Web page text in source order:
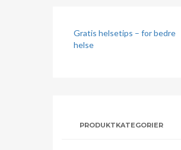
Gratis helsetips – for bedre
helse
PRODUKTKATEGORIER